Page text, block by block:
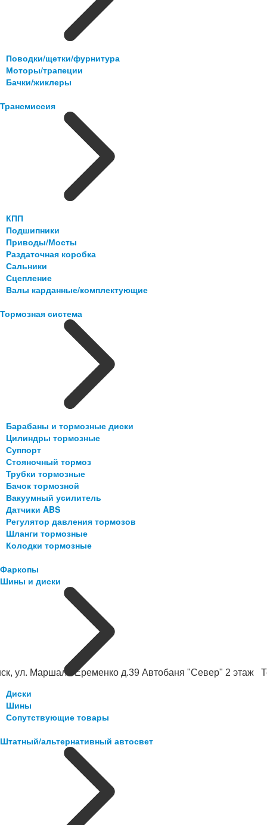
ул. Маршала Еременко д.39 Автобаня "Север" 2 этаж
Поводки/щетки/фурнитура
Моторы/трапеции
Бачки/жиклеры
Трансмиссия
КПП
Подшипники
Приводы/Мосты
Раздаточная коробка
Сальники
Сцепление
Валы карданные/комплектующие
Тормозная система
Барабаны и тормозные диски
Цилиндры тормозные
Суппорт
Стояночный тормоз
Трубки тормозные
Бачок тормозной
Вакуумный усилитель
Датчики ABS
Регулятор давления тормозов
Шланги тормозные
Колодки тормозные
Фаркопы
Шины и диски
Диски
Шины
Сопутствующие товары
Штатный/альтернативный автосвет